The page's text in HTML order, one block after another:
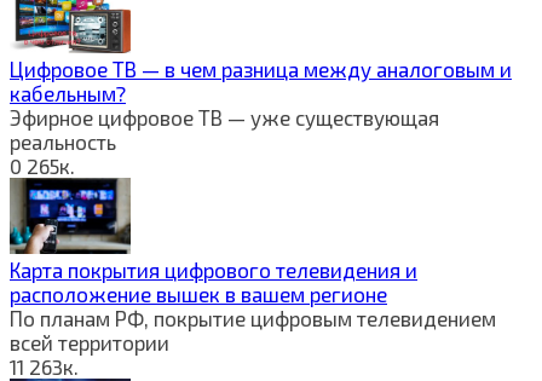
Цифровое ТВ — в чем разница между аналоговым и
кабельным?
Эфирное цифровое ТВ — уже существующая
реальность
0 265к.
Карта покрытия цифрового телевидения и
расположение вышек в вашем регионе
По планам РФ, покрытие цифровым телевидением
всей территории
11 263к.